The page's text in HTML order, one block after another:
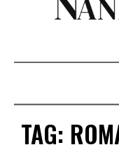
TAG: